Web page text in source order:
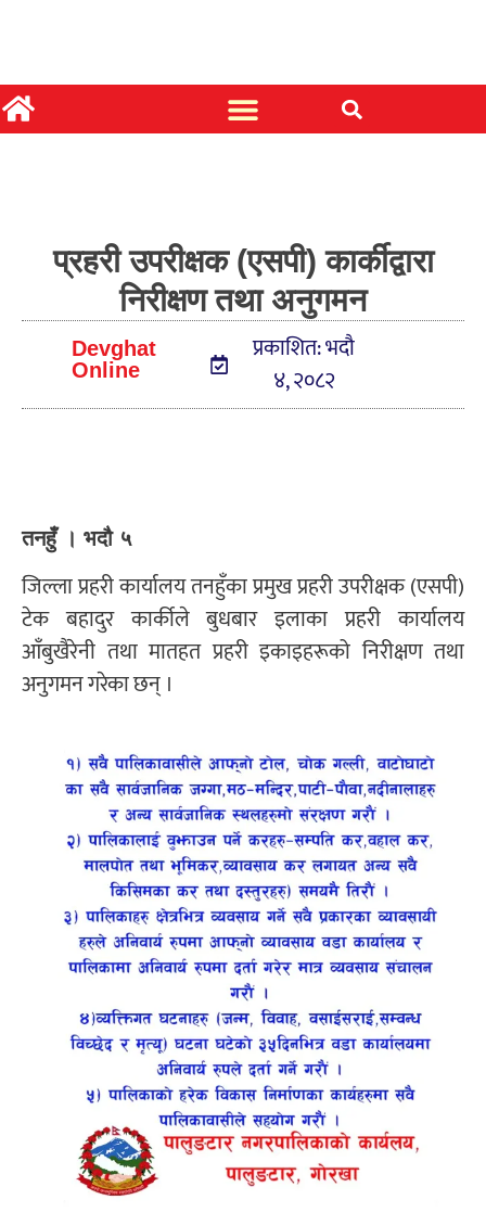
प्रहरी उपरीक्षक (एसपी) कार्कीद्वारा
निरीक्षण तथा अनुगमन
Devghat
Online
प्रकाशित: भदौ
४, २०८२
तनहुँ । भदौ ५
जिल्ला प्रहरी कार्यालय तनहुँका प्रमुख प्रहरी उपरीक्षक (एसपी)
टेक बहादुर कार्कीले बुधबार इलाका प्रहरी कार्यालय
आँबुखैरेनी तथा मातहत प्रहरी इकाइहरूको निरीक्षण तथा
अनुगमन गरेका छन् ।